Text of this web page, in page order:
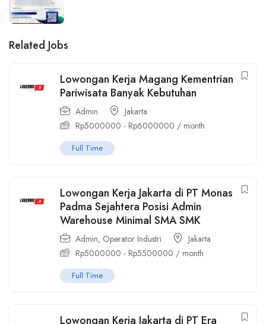
Related Jobs
Lowongan Kerja Magang Kementrian
Pariwisata Banyak Kebutuhan
Admin
Jakarta
Rp5000000 - Rp6000000 / month
Full Time
Lowongan Kerja Jakarta di PT Monas
Padma Sejahtera Posisi Admin
Warehouse Minimal SMA SMK
Admin, Operator Industri
Jakarta
Rp5000000 - Rp5500000 / month
Full Time
Lowongan Kerja Jakarta di PT Era